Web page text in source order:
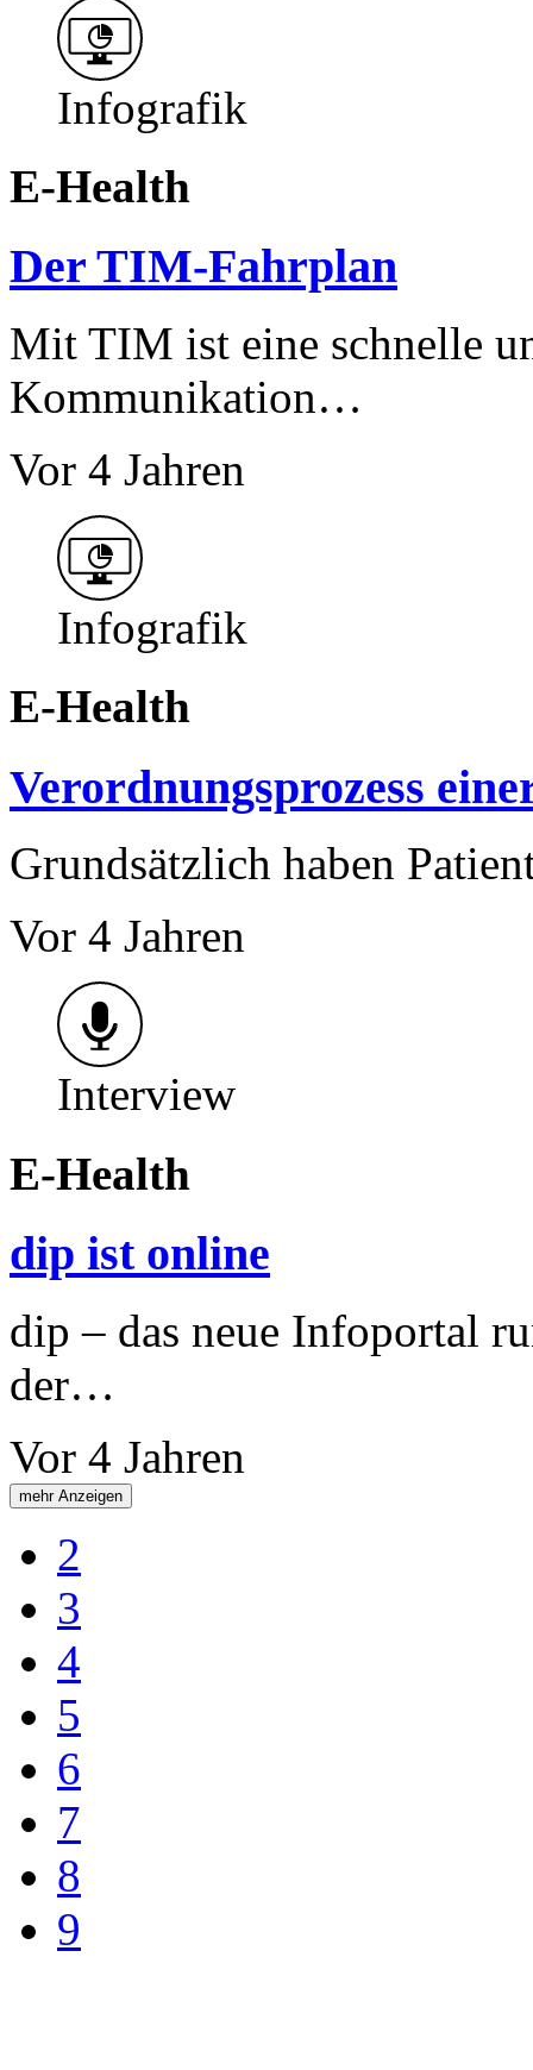
Infografik
E-Health
Der TIM-Fahrplan
Mit TIM ist eine schnelle
Kommunikation…
Vor 4 Jahren
Infografik
E-Health
Verordnungsprozess
Grundsätzlich haben
Vor 4 Jahren
Interview
E-Health
dip ist online
dip – das neue Infoportal
der…
Vor 4 Jahren
mehr Anzeigen
2
3
4
5
6
7
8
9